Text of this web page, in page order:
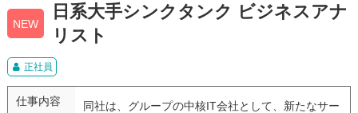
NEW
日系大手シンクタンク ビジネスアナ
リスト
正社員
仕事内容
同社は、グループの中核IT会社として、新たなサー